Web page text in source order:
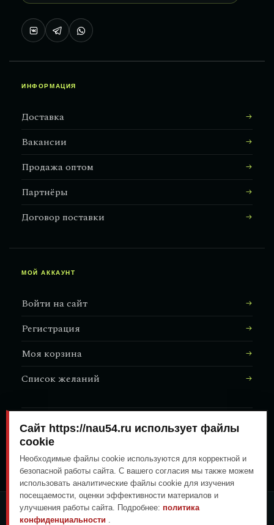
ИНФОРМАЦИЯ
Доставка
Вакансии
Продажа оптом
Партнёры
Договор поставки
МОЙ АККАУНТ
Войти на сайт
Регистрация
Моя корзина
Список желаний
АДРЕС МАГАЗИНА
Залесского, 8/1
ОПЛАТА ЛЮБЫМ УДОБНЫМ
Сайт https://nau54.ru использует файлы
cookie
Необходимые файлы cookie используются для корректной и
безопасной работы сайта. С вашего согласия мы также можем
использовать аналитические файлы cookie для изучения
посещаемости, оценки эффективности материалов и
улучшения работы сайта. Подробнее: политика
конфиденциальности .